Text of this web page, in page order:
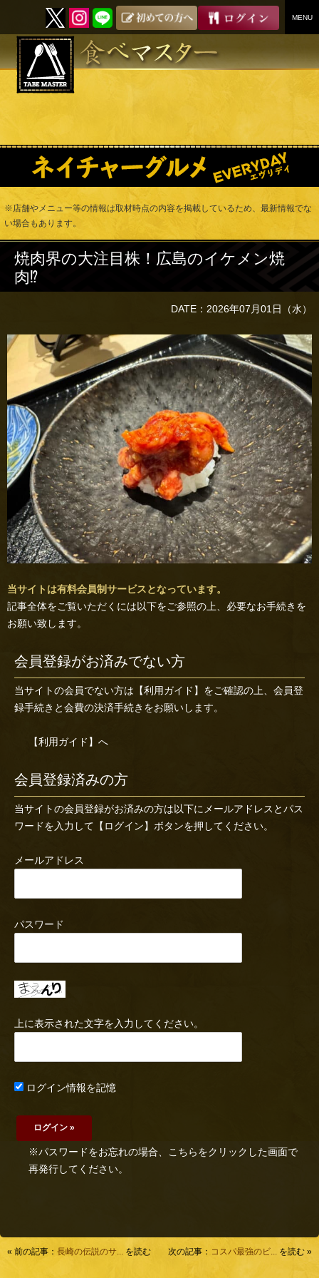
MENU
SKIP
※店舗やメニュー等の情報は取材時点の内容を掲載しているため、最新情報でな
い場合もあります。
焼肉界の大注目株！広島のイケメン焼
肉⁉︎
DATE：2026年07月01日（水）
当サイトは有料会員制サービスとなっています。
記事全体をご覧いただくには以下をご参照の上、必要なお手続きを
お願い致します。
会員登録がお済みでない方
当サイトの会員でない方は 【利用ガイド】 をご確認の上、会員登
録手続きと会費の決済手続きをお願いします。
【利用ガイド】へ
会員登録済みの方
当サイトの会員登録がお済みの方は以下にメールアドレスとパス
ワードを入力して【ログイン】ボタンを押してください。
メールアドレス
パスワード
上に表示された文字を入力してください。
ログイン情報を記憶
※パスワードをお忘れの場合、こちらをクリックした画面で
再発行してください。
« 前の記事： 長崎の伝説のサ... を読む 次の記事： コスパ最強のビ... を読む »